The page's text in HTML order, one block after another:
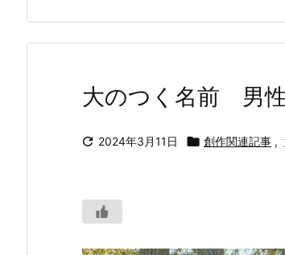
大のつく名前 男性
 2024年3月11日  創作関連記事 ,